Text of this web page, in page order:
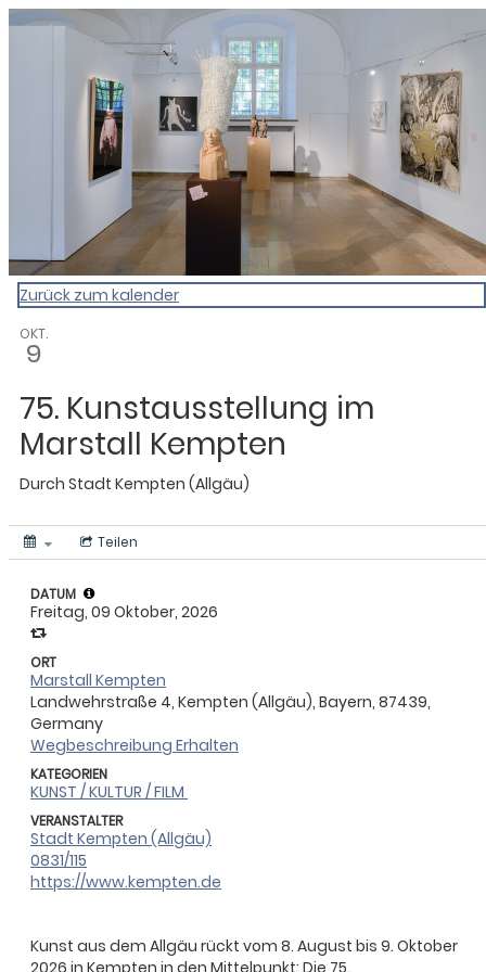
0831 - das Kemptener
Zurück zum kalender
OKT.
9
75. Kunstausstellung im
Marstall Kempten
Durch Stadt Kempten (Allgäu)
Teilen
Kunst aus dem Allgäu rückt vom 8. August bis 9. Oktober
DATUM
Freitag, 09 Oktober, 2026
ORT
Marstall Kempten
Landwehrstraße 4, Kempten (Allgäu), Bayern, 87439,
Germany
Wegbeschreibung Erhalten
KATEGORIEN
KUNST / KULTUR / FILM
VERANSTALTER
Stadt Kempten (Allgäu)
0831/115
https://www.kempten.de